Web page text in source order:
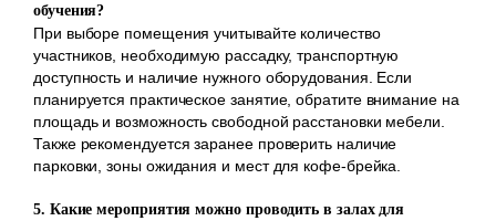
обучения?
При выборе помещения учитывайте количество
участников, необходимую рассадку, транспортную
доступность и наличие нужного оборудования. Если
планируется практическое занятие, обратите внимание на
площадь и возможность свободной расстановки мебели.
Также рекомендуется заранее проверить наличие
парковки, зоны ожидания и мест для кофе-брейка.
5. Какие мероприятия можно проводить в залах для